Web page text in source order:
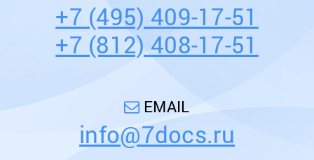
+7 (495) 409-17-51
+7 (812) 408-17-51
EMAIL
info@7docs.ru